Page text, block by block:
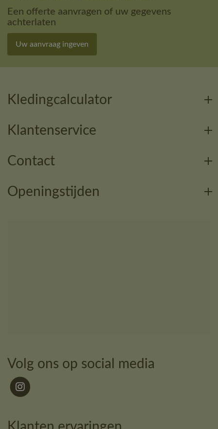
Een offerte aanvragen of uw gegevens
achterlaten
Uw aanvraag ingeven
Kledingcalculator
Klantenservice
Contact
Openingstijden
Volg ons op social media